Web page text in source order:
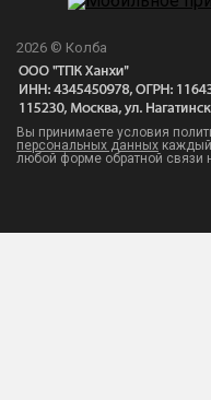
2026 © Колба
Вы принимаете условия
персональных данных каждый
любой форме обратной связи